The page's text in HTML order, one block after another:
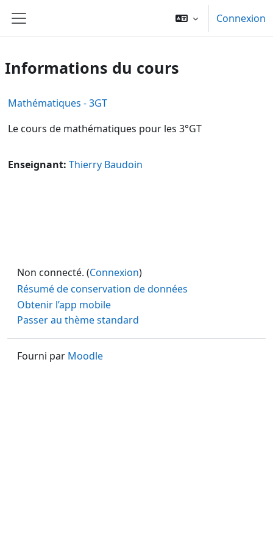
Panneau latéral
Connexion
Informations du cours
Mathématiques - 3GT
Le cours de mathématiques pour les 3°GT
Enseignant: Thierry Baudoin
Non connecté. (Connexion)
Résumé de conservation de données
Obtenir l’app mobile
Passer au thème standard
Fourni par Moodle